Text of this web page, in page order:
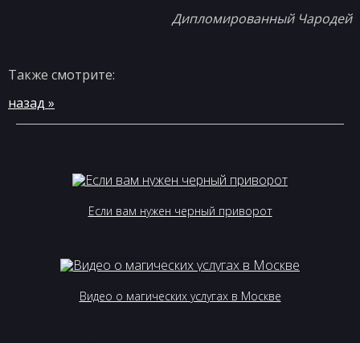
Дипломированный Чародей
Также смотрите:
назад »
Если вам нужен черный приворот
Видео о магических услугах в Москве